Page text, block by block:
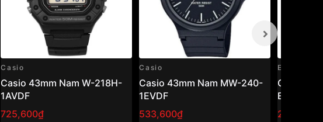
Casio
Casio 43mm Nam W-218H-
1AVDF
725,600₫
Casio
Casio 43mm Nam MW-240-
1EVDF
533,600₫
Edifice
Casio
EFR-